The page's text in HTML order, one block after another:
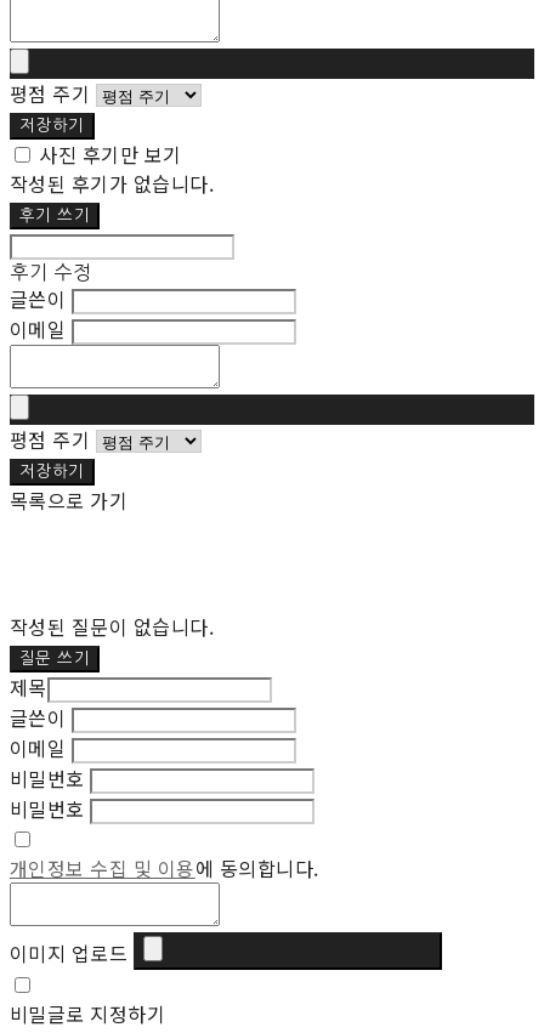
평점 주기
저장하기
사진 후기만 보기
작성된 후기가 없습니다.
후기 쓰기
후기 수정
글쓴이
이메일
평점 주기
저장하기
목록으로 가기
작성된 질문이 없습니다.
질문 쓰기
제목
글쓴이
이메일
비밀번호
비밀번호
개인정보 수집 및 이용에 동의합니다.
이미지 업로드
비밀글로 지정하기